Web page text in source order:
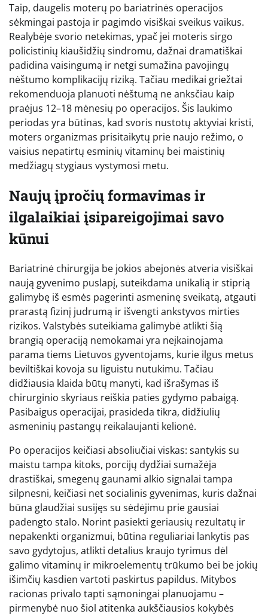
Taip, daugelis moterų po bariatrinės operacijos
sėkmingai pastoja ir pagimdo visiškai sveikus vaikus.
Realybėje svorio netekimas, ypač jei moteris sirgo
policistinių kiaušidžių sindromu, dažnai dramatiškai
padidina vaisingumą ir netgi sumažina pavojingų
nėštumo komplikacijų riziką. Tačiau medikai griežtai
rekomenduoja planuoti nėštumą ne anksčiau kaip
praėjus 12–18 mėnesių po operacijos. Šis laukimo
periodas yra būtinas, kad svoris nustotų aktyviai kristi,
moters organizmas prisitaikytų prie naujo režimo, o
vaisius nepatirtų esminių vitaminų bei maistinių
medžiagų stygiaus vystymosi metu.
Naujų įpročių formavimas ir
ilgalaikiai įsipareigojimai savo
kūnui
Bariatrinė chirurgija be jokios abejonės atveria visiškai
naują gyvenimo puslapį, suteikdama unikalią ir stiprią
galimybę iš esmės pagerinti asmeninę sveikatą, atgauti
prarastą fizinį judrumą ir išvengti ankstyvos mirties
rizikos. Valstybės suteikiama galimybė atlikti šią
brangią operaciją nemokamai yra neįkainojama
parama tiems Lietuvos gyventojams, kurie ilgus metus
beviltiškai kovoja su liguistu nutukimu. Tačiau
didžiausia klaida būtų manyti, kad išrašymas iš
chirurginio skyriaus reiškia paties gydymo pabaigą.
Pasibaigus operacijai, prasideda tikra, didžiulių
asmeninių pastangų reikalaujanti kelionė.
Po operacijos keičiasi absoliučiai viskas: santykis su
maistu tampa kitoks, porcijų dydžiai sumažėja
drastiškai, smegenų gaunami alkio signalai tampa
silpnesni, keičiasi net socialinis gyvenimas, kuris dažnai
būna glaudžiai susijęs su sėdėjimu prie gausiai
padengto stalo. Norint pasiekti geriausių rezultatų ir
nepakenkti organizmui, būtina reguliariai lankytis pas
savo gydytojus, atlikti detalius kraujo tyrimus dėl
galimo vitaminų ir mikroelementų trūkumo bei be jokių
išimčių kasdien vartoti paskirtus papildus. Mitybos
racionas privalo tapti sąmoningai planuojamu –
pirmenybė nuo šiol atitenka aukščiausios kokybės